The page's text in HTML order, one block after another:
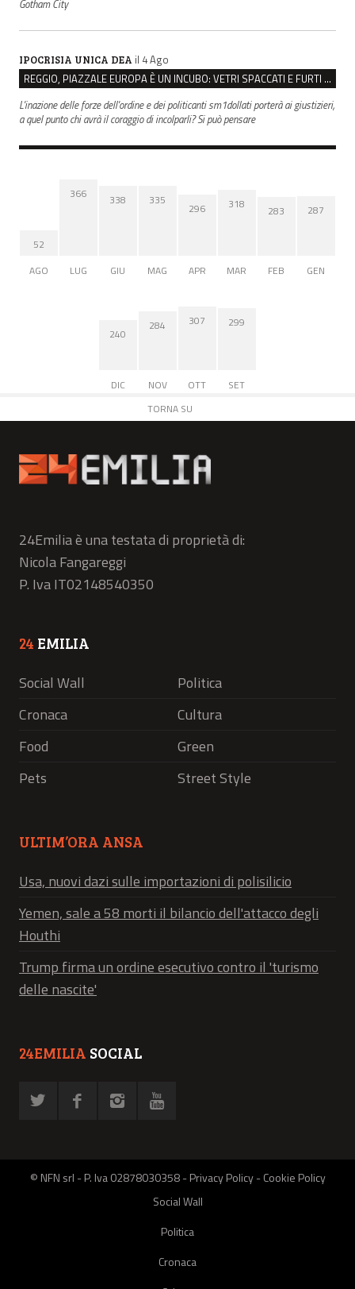
Gotham City
IPOCRISIA UNICA DEA il 4 Ago
REGGIO, PIAZZALE EUROPA È UN INCUBO: VETRI SPACCATI E FURTI SULLE AUTO IN SOSTA
L'inazione delle forze dell'ordine e dei politicanti sm1dollati porterà ai giustizieri,
a quel punto chi avrà il coraggio di incolparli? Si può pensare
52
AGO
366
LUG
338
GIU
335
MAG
296
APR
318
MAR
283
FEB
287
GEN
240
DIC
284
NOV
307
OTT
299
SET
TORNA SU
24Emilia è una testata di proprietà di:
Nicola Fangareggi
P. Iva IT02148540350
24 EMILIA
Social Wall
Politica
Cronaca
Cultura
Food
Green
Pets
Street Style
ULTIM’ORA ANSA
Usa, nuovi dazi sulle importazioni di polisilicio
Yemen, sale a 58 morti il bilancio dell'attacco degli
Houthi
Trump firma un ordine esecutivo contro il 'turismo
delle nascite'
24EMILIA SOCIAL
© NFN srl - P. Iva 02878030358 -Privacy Policy-Cookie Policy
Social Wall
Politica
Cronaca